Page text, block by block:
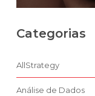
Categorias
AllStrategy
Análise de Dados